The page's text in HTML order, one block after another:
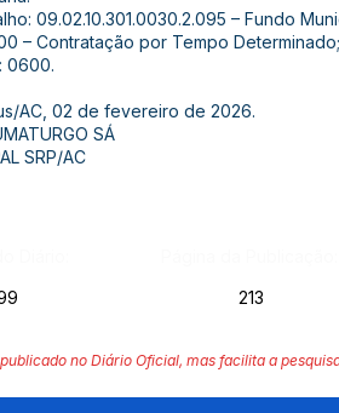
09.02.10.301.0030.2.095 – Fundo
– Contratação por Tempo Determinado;
0600.
AC, 02 de fevereiro de 2026.
SÁ
SRP/AC
213
no Diário Oficial, mas facilita a